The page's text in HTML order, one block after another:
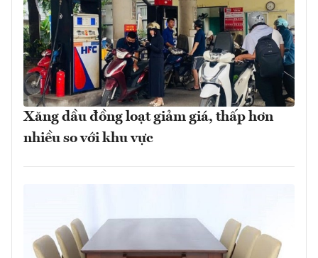
Xăng dầu đồng loạt giảm giá, thấp hơn
nhiều so với khu vực